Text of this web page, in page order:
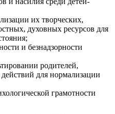
их творческих,
духовных ресурсов для
и безнадзорности
родителей,
для нормализации
грамотности